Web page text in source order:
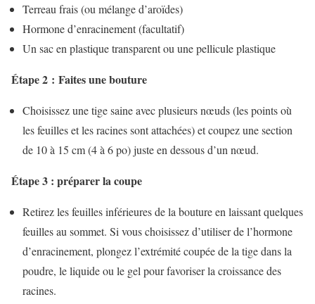
Terreau frais (ou mélange d’aroïdes)
Hormone d’enracinement (facultatif)
Un sac en plastique transparent ou une pellicule plastique
Étape 2 : Faites une bouture
Choisissez une tige saine avec plusieurs nœuds (les points où
les feuilles et les racines sont attachées) et coupez une section
de 10 à 15 cm (4 à 6 po) juste en dessous d’un nœud.
Étape 3 : préparer la coupe
Retirez les feuilles inférieures de la bouture en laissant quelques
feuilles au sommet. Si vous choisissez d’utiliser de l’hormone
d’enracinement, plongez l’extrémité coupée de la tige dans la
poudre, le liquide ou le gel pour favoriser la croissance des
racines.